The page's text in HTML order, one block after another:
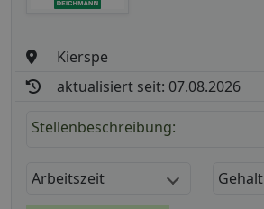
Kierspe
aktualisiert seit: 07.08.2026
Stellenbeschreibung:
Arbeitszeit Gehalt